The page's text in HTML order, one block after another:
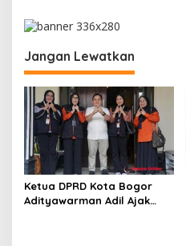
a
s
i
p
o
s
Jangan Lewatkan
Ketua DPRD Kota Bogor
Adityawarman Adil Ajak